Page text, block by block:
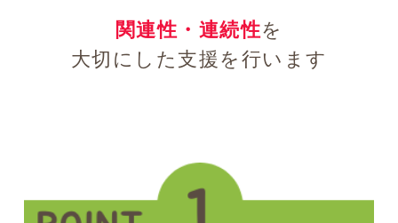
関連性・連続性を
大切にした支援を行います